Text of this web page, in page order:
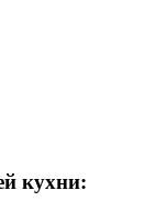
кухни: